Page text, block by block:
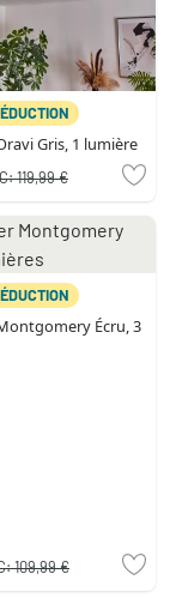
Gris, 1 lumière
119,99 €
Écru, 3
109,99 €